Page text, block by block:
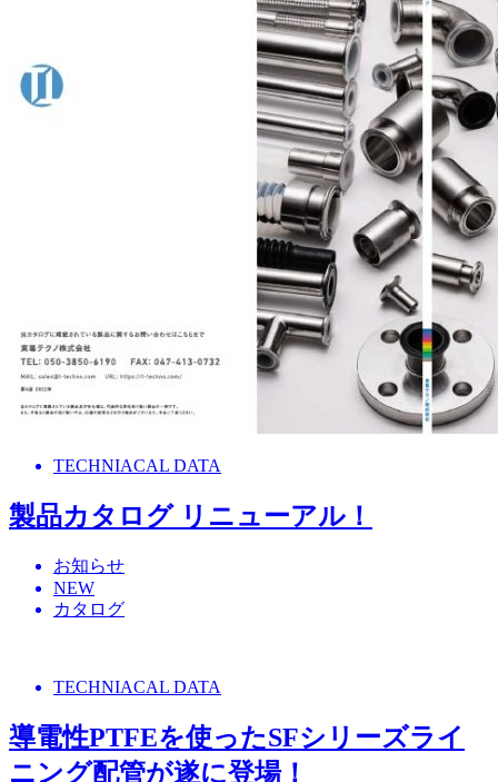
TECHNIACAL DATA
製品カタログ リニューアル！
お知らせ
NEW
カタログ
TECHNIACAL DATA
導電性PTFEを使ったSFシリーズライ
ニング配管が遂に登場！